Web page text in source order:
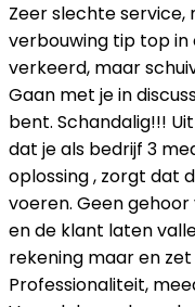
Zeer slechte service,
verbouwing tip top in
verkeerd, maar
Gaan met je in
bent. Schandalig!!!
dat je als bedrijf 3
oplossing , zorgt dat
voeren. Geen
en de klant laten
rekening maar en zet
Professionaliteit,